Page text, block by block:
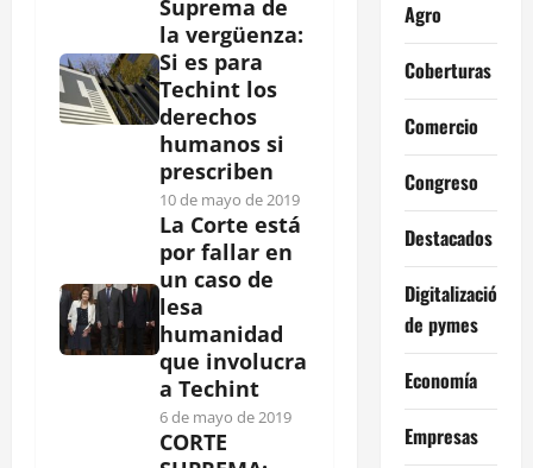
Suprema de
la vergüenza:
Si es para
Techint los
derechos
humanos si
prescriben
10 de mayo de 2019
La Corte está
por fallar en
un caso de
lesa
humanidad
que involucra
a Techint
6 de mayo de 2019
CORTE
Agro
Coberturas
Comercio
Congreso
Destacados
Digitalización
de pymes
Economía
Empresas